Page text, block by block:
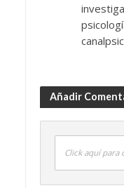
Añadir
Click aquí